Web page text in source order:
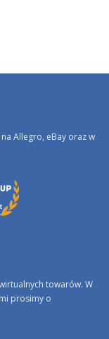
Allegro, eBay oraz w
towarów. W
prosimy o